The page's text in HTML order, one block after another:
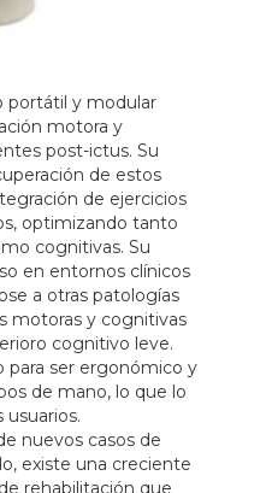
portátil y modular
motora y
post-ictus. Su
de estos
de ejercicios
optimizando tanto
cognitivas. Su
en entornos clínicos
a otras patologías
motoras y cognitivas
cognitivo leve.
para ser ergonómico y
de mano, lo que lo
usuarios.
nuevos casos de
existe una creciente
rehabilitación que